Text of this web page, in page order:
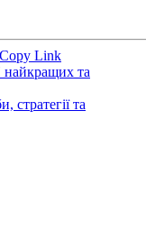
Copy Link
найкращих та
стратегії та